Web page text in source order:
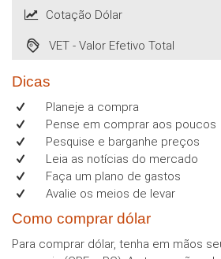
Cotação Dólar
VET - Valor Efetivo Total
Dicas
Planeje a compra
Pense em comprar aos poucos
Pesquise e barganhe preços
Leia as notícias do mercado
Faça um plano de gastos
Avalie os meios de levar
Como comprar dólar
Para comprar dólar, tenha em mãos